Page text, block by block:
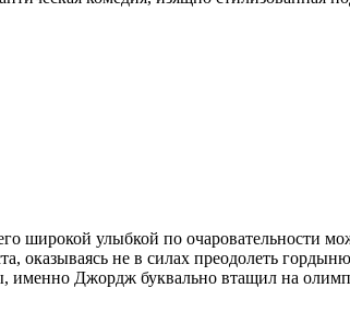
широкой улыбкой по очаровательности
оказываясь не в силах преодолеть
именно Джордж буквально втащил на